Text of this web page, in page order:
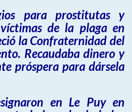
para prostitutas y
de la plaga en
la Confraternidad del
Recaudaba dinero y
próspera para dársela
en Le Puy en